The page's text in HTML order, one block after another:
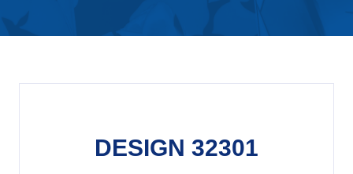
DESIGN 32301